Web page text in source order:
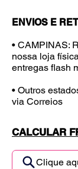
ENVIOS E
• CAMPINAS:
nossa loja
entregas flash
• Outros
via Correios
CALCULAR
Clique